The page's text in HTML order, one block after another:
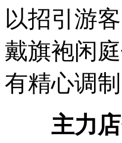
以招引游
戴旗袍闲
有精心调
主力店”